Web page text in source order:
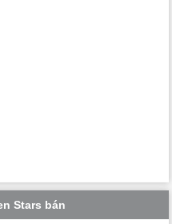
Stars bán